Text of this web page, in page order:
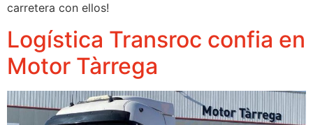
carretera con ellos!
Logística Transroc confia en
Motor Tàrrega